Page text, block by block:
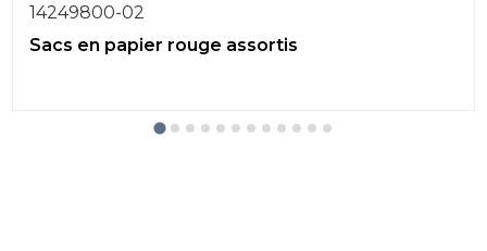
14249800-02
Sacs en papier rouge assortis